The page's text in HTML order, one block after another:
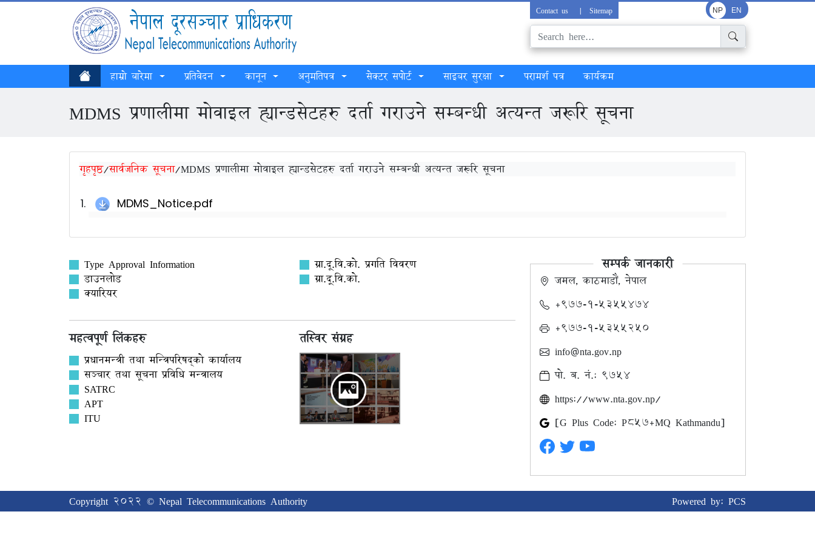
Contact us | Sitemap NP EN
हाम्रो बारेमा प्रतिवेदन कानून अनुमतिपत्र सेक्टर सपोर्ट साइबर सुरक्षा परामर्श पत्र कार्यक्रम
MDMS प्रणालीमा मोवाइल ह्यान्डसेटहरु दर्ता गराउने सम्बन्धी अत्यन्त जरूरि सूचना
गृहपृष्ठ/सार्वजनिक सूचना/MDMS प्रणालीमा मोवाइल ह्यान्डसेटहरु दर्ता गराउने सम्बन्धी अत्यन्त जरूरि सूचना
MDMS_Notice.pdf
Type Approval Information
डाउनलोड
क्यारियर
ग्रा.दू.वि.को. प्रगति विवरण
ग्रा.दू.वि.को.
महत्वपूर्ण लिंकहरु
प्रधानमन्त्री तथा मन्त्रिपरिषद्को कार्यालय
सञ्‍चार तथा सूचना प्रविधि मन्त्रालय
SATRC
APT
ITU
तस्विर संग्रह
सम्पर्क जानकारी
जमल, काठमाडौं, नेपाल
+९७७-१-५३५५४७४
+९७७-१-५३५५२५०
info@nta.gov.np
पो. ब. नं.: ९७५४
https://www.nta.gov.np/
[G Plus Code: P857+MQ Kathmandu]
Copyright 2022 © Nepal Telecommunications Authority Powered by: PCS